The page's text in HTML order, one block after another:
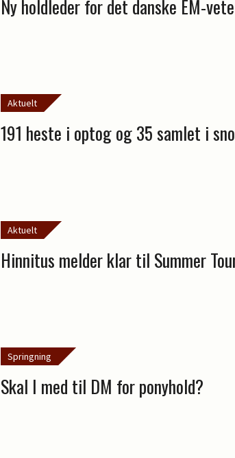
Ny holdleder for det danske EM-
Aktuelt
191 heste i optog og 35 samlet i
Aktuelt
Hinnitus melder klar til Summer
Springning
Skal I med til DM for ponyhold?